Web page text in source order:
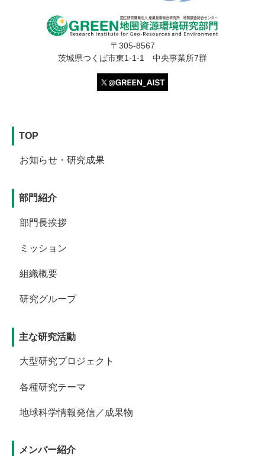
〒305-8567
茨城県つくば市東1-1-1 中央事業所7群
TOP
お知らせ・研究成果
部門紹介
部門長挨拶
ミッション
組織概要
研究グループ
主な研究活動
大型研究プロジェクト
各種研究テーマ
地球科学情報発信／成果物
メンバー紹介